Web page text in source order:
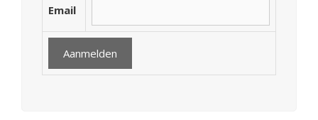
Email